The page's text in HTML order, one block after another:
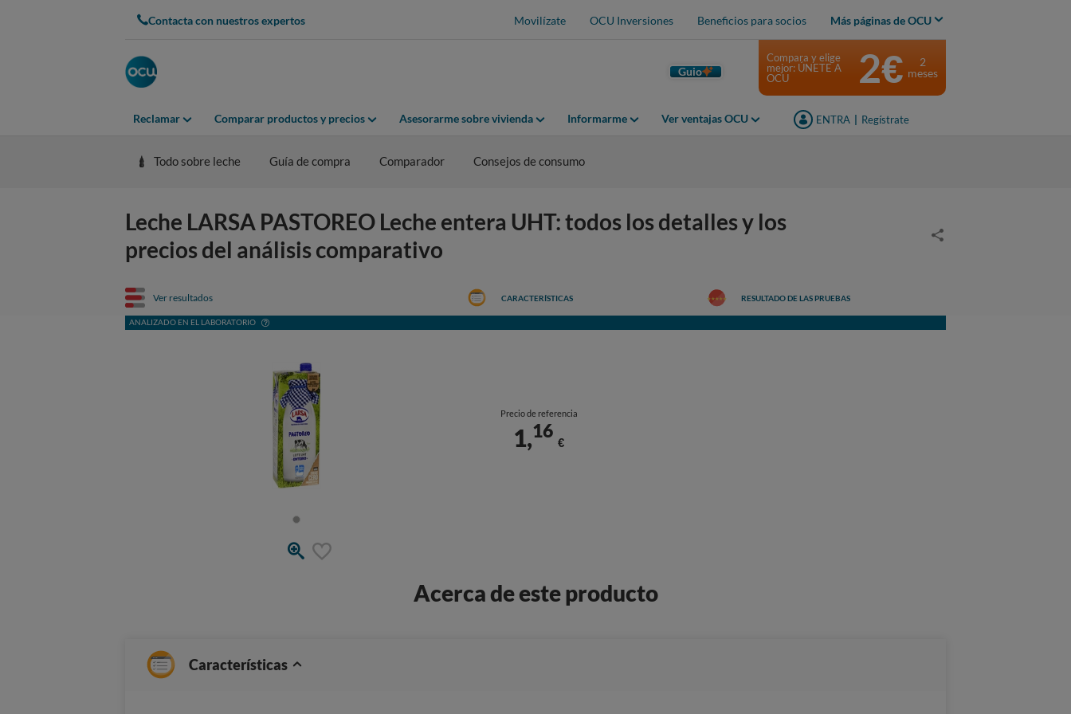
Contacta con nuestros expertos Movilízate OCU Inversiones Beneficios para socios Más páginas de OCU
Guio
Reclamar Comparar productos y precios Asesorarme sobre vivienda Informarme Ver ventajas OCU ENTRA Regístrate
Compara y elige
mejor: ÚNETE A
OCU
2€
2
meses
Todo sobre leche Guía de compra Comparador Consejos de consumo
Leche LARSA PASTOREO Leche entera UHT: todos los detalles y los
precios del análisis comparativo
Ver resultados
ANALIZADO EN EL LABORATORIO
CARACTERÍSTICAS RESULTADO DE LAS PRUEBAS
Precio de referencia
1,16
€
Acerca de este producto
Características